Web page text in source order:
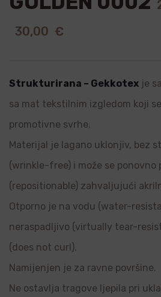
30,00 €
Strukturirana – Gekkotex je
sa mat tekstilnim izgledom koji
promotivne svrhe.
Materijal je lagano uklonjiv, bez
(wrinkle-free) i može se ponovno
(repositionable) zahvaljujući
Otporno je na vodu (water-
neraspadljivo (virtually tear-
(does not curl).
Namijenjen je za ravne površine.
Ne ostavlja tragove ljepila pri